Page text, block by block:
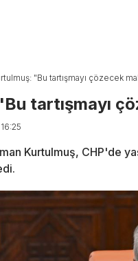
"Bu tartışmayı çözecek
tartışmayı
Kurtulmuş, CHP'de